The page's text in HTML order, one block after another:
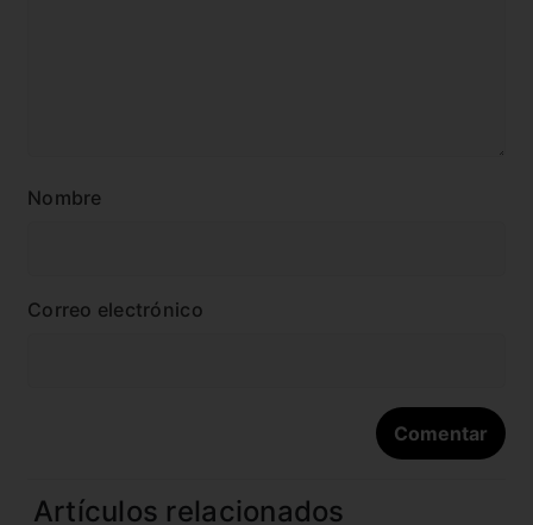
Nombre
Correo electrónico
Artículos relacionados